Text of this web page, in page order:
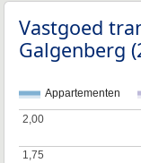
Vastgoed
Galgenberg
Appartementen
1,75
1,75
2,00
2,00